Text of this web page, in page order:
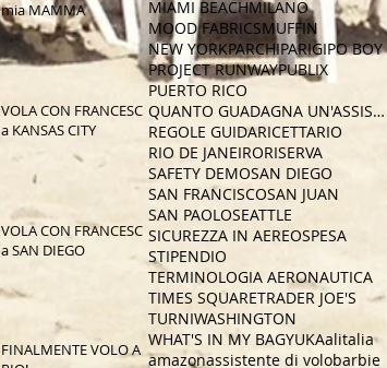
mia MAMMA
VOLA CON FRANCESCA
a KANSAS CITY
VOLA CON FRANCESCA
a SAN DIEGO
FINALMENTE VOLO A
MIAMI BEACHMILANO
MOOD FABRICSMUFFIN
NEW YORKPARCHIPARIGIPO BOY
PROJECT RUNWAYPUBLIX
PUERTO RICO
QUANTO GUADAGNA UN'ASSISTENTE DI VOLO
REGOLE GUIDARICETTARIO
RIO DE JANEIRORISERVA
SAFETY DEMOSAN DIEGO
SAN FRANCISCOSAN JUAN
SAN PAOLOSEATTLE
SICUREZZA IN AEREOSPESA
STIPENDIO
TERMINOLOGIA AERONAUTICA
TIMES SQUARETRADER JOE'S
TURNIWASHINGTON
WHAT'S IN MY BAGYUKAalitalia
amazonassistente di volobarbie